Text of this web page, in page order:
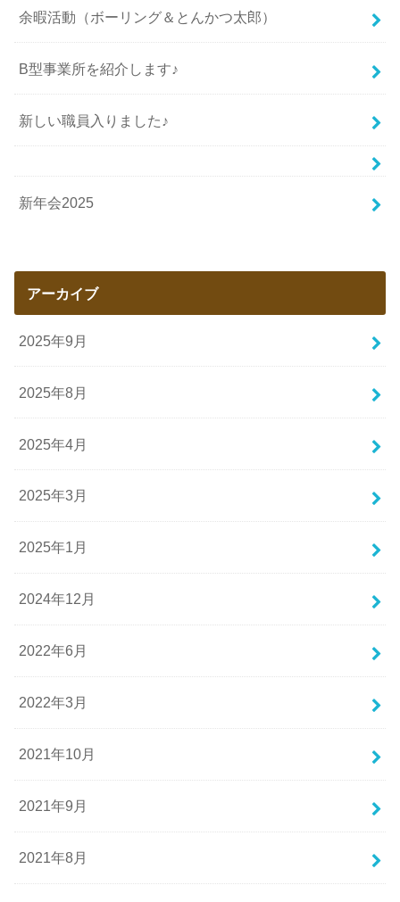
余暇活動（ボーリング＆とんかつ太郎）
B型事業所を紹介します♪
新しい職員入りました♪
新年会2025
アーカイブ
2025年9月
2025年8月
2025年4月
2025年3月
2025年1月
2024年12月
2022年6月
2022年3月
2021年10月
2021年9月
2021年8月